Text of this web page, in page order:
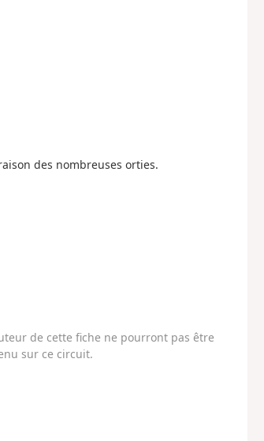
des nombreuses orties.
de cette fiche ne pourront pas être
sur ce circuit.